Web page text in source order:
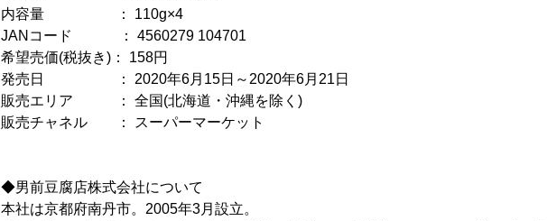
内容量 ： 110g×4
JANコード ： 4560279 104701
希望売価(税抜き)： 158円
発売日 ： 2020年6月15日～2020年6月21日
販売エリア ： 全国(北海道・沖縄を除く)
販売チャネル ： スーパーマーケット
◆男前豆腐店株式会社について
本社は京都府南丹市。2005年3月設立。